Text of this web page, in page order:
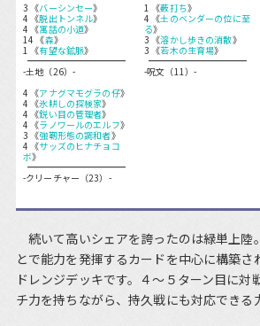
3 《バーシンセー》
4 《脱出トンネル》
4 《寓話の小道》
14 《森》
1 《有望な鉱脈》
-土地（26）-
4 《アナグマモグラの仔》
4 《氷耕しの探検家》
4 《鋭い目の管理者》
4 《ラノワールのエルフ》
3 《強靭形態の調和者》
4 《サッズのヒナチョコ
ボ》
-クリーチャー（23）-
1 《薮打ち》
4 《土のベンダーの位に至
る》
3 《溶かし歩きの消散》
3 《若木の生育場》
-呪文（11）-
続いて高いシェアを誇ったのは緑単上陸
とで能力を発揮するカードを中心に構築さ
ドレンジデッキです。４～５ターン目に対
チ力を持ちながら、持久戦にも対応できる